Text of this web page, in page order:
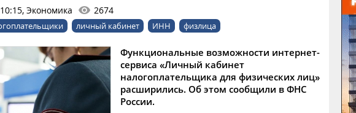
Экономика 2674
личный кабинет ИНН физлица
Функциональные возможности интернет-
сервиса «Личный кабинет
налогоплательщика для физических лиц»
расширились. Об этом сообщили в ФНС
России.